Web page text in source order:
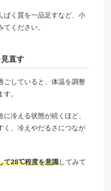
ぱく質を一品足すなど、小
ください。
直す
ごしていると、体温を調整
。
冷える状態が続くほど、
く、冷えやだるさにつなが
て28℃程度を意識してみて